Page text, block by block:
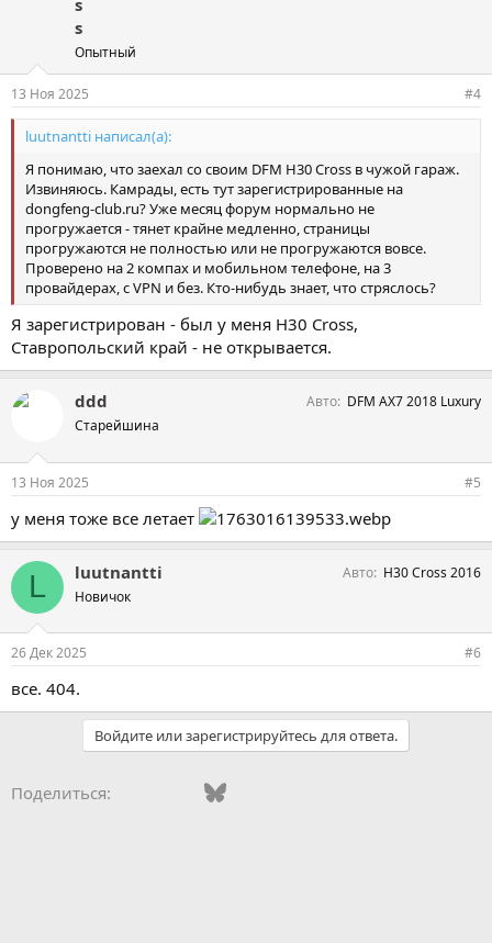
s
Опытный
13 Ноя 2025 #4
luutnantti написал(а):
Я понимаю, что заехал со своим DFM H30 Cross в чужой гараж.
Извиняюсь. Камрады, есть тут зарегистрированные на
dongfeng-club.ru? Уже месяц форум нормально не
прогружается - тянет крайне медленно, страницы
прогружаются не полностью или не прогружаются вовсе.
Проверено на 2 компах и мобильном телефоне, на 3
провайдерах, с VPN и без. Кто-нибудь знает, что стряслось?
Я зарегистрирован - был у меня H30 Cross,
Ставропольский край - не открывается.
ddd
Старейшина
Авто DFM AX7 2018 Luxury
13 Ноя 2025 #5
у меня тоже все летает
L luutnantti
Новичок
Авто H30 Cross 2016
26 Дек 2025 #6
все. 404.
Войдите или зарегистрируйтесь для ответа.
Поделиться: Vkontakte
FacebookBluesky